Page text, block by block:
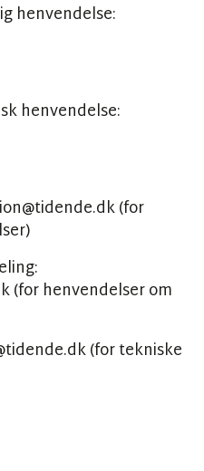
henvendelse:
henvendelse:
(for
(for henvendelser om
(for tekniske